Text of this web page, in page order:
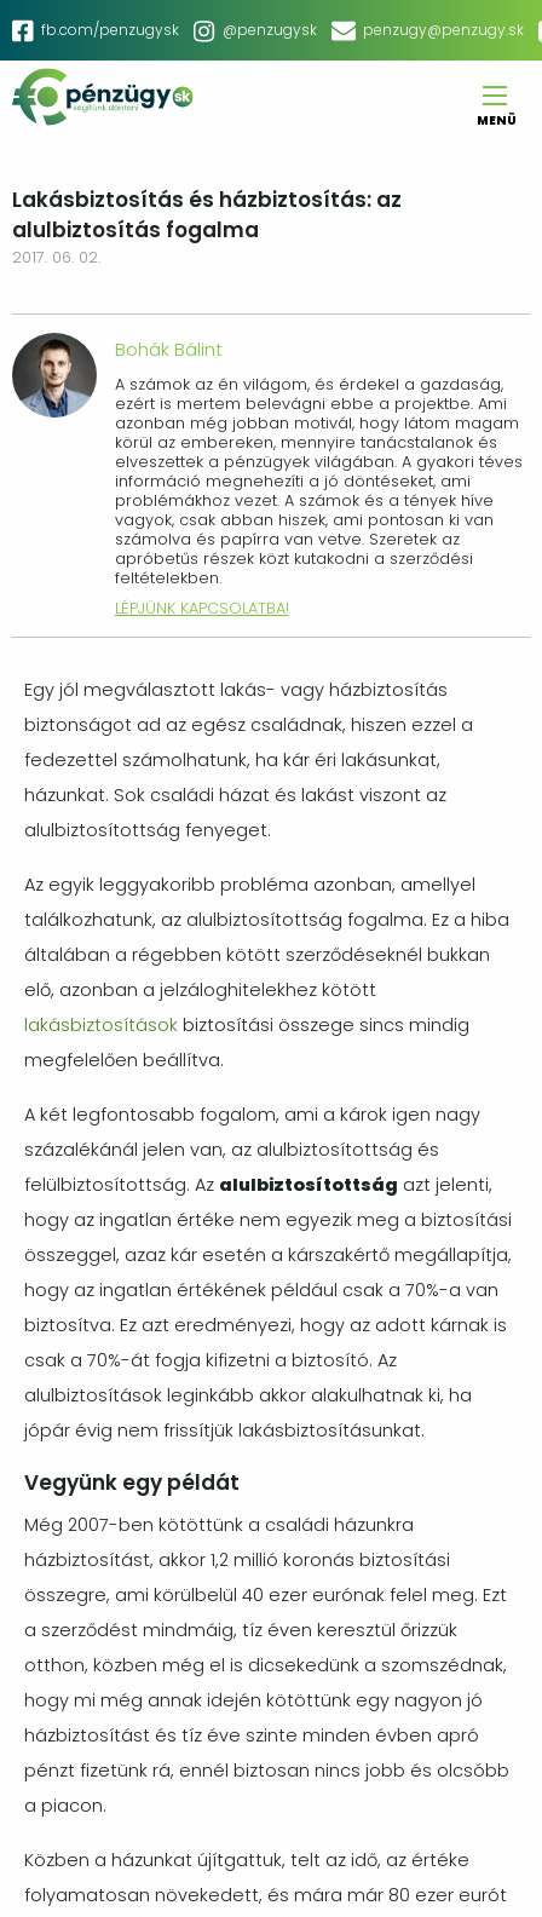
Ugrás
tartalomra
Social
menu
fb.com/penzugysk @penzugysk penzugy@penzugy.sk
MENÜ
Lakásbiztosítás és házbiztosítás: az
alulbiztosítás fogalma
2017. 06. 02.
Bohák Bálint
A számok az én világom, és érdekel a gazdaság,
ezért is mertem belevágni ebbe a projektbe. Ami
azonban még jobban motivál, hogy látom magam
körül az embereken, mennyire tanácstalanok és
elveszettek a pénzügyek világában. A gyakori téves
információ megnehezíti a jó döntéseket, ami
problémákhoz vezet. A számok és a tények híve
vagyok, csak abban hiszek, ami pontosan ki van
számolva és papírra van vetve. Szeretek az
apróbetűs részek közt kutakodni a szerződési
feltételekben.
LÉPJÜNK KAPCSOLATBA!
Egy jól megválasztott lakás- vagy házbiztosítás
biztonságot ad az egész családnak, hiszen ezzel a
fedezettel számolhatunk, ha kár éri lakásunkat,
házunkat. Sok családi házat és lakást viszont az
alulbiztosítottság fenyeget.
Az egyik leggyakoribb probléma azonban, amellyel
találkozhatunk, az alulbiztosítottság fogalma. Ez a hiba
általában a régebben kötött szerződéseknél bukkan
elő, azonban a jelzáloghitelekhez kötött
lakásbiztosítások biztosítási összege sincs mindig
megfelelően beállítva.
A két legfontosabb fogalom, ami a károk igen nagy
százalékánál jelen van, az alulbiztosítottság és
felülbiztosítottság. Az alulbiztosítottság azt jelenti,
hogy az ingatlan értéke nem egyezik meg a biztosítási
összeggel, azaz kár esetén a kárszakértő megállapítja,
hogy az ingatlan értékének például csak a 70%-a van
biztosítva. Ez azt eredményezi, hogy az adott kárnak is
csak a 70%-át fogja kifizetni a biztosító. Az
alulbiztosítások leginkább akkor alakulhatnak ki, ha
jópár évig nem frissítjük lakásbiztosításunkat.
Vegyünk egy példát
Még 2007-ben kötöttünk a családi házunkra
házbiztosítást, akkor 1,2 millió koronás biztosítási
összegre, ami körülbelül 40 ezer eurónak felel meg. Ezt
a szerződést mindmáig, tíz éven keresztül őrizzük
otthon, közben még el is dicsekedünk a szomszédnak,
hogy mi még annak idején kötöttünk egy nagyon jó
házbiztosítást és tíz éve szinte minden évben apró
pénzt fizetünk rá, ennél biztosan nincs jobb és olcsóbb
a piacon.
Közben a házunkat újítgattuk, telt az idő, az értéke
folyamatosan növekedett, és mára már 80 ezer eurót